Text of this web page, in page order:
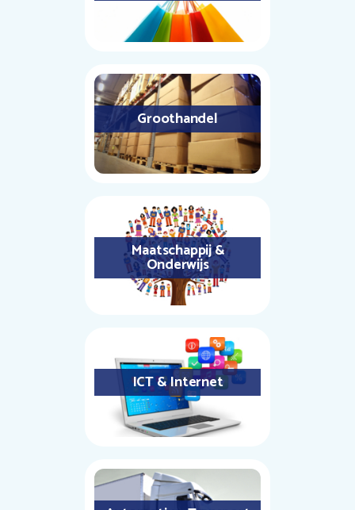
Groothandel
Maatschappij &
Onderwijs
ICT & Internet